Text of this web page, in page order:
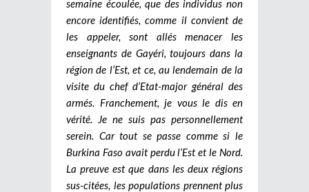
semaine écoulée, que des individus non
encore identifiés, comme il convient de
les appeler, sont allés menacer les
enseignants de Gayéri, toujours dans la
région de l’Est, et ce, au lendemain de la
visite du chef d’Etat-major général des
armés. Franchement, je vous le dis en
vérité. Je ne suis pas personnellement
serein. Car tout se passe comme si le
Burkina Faso avait perdu l’Est et le Nord.
La preuve est que dans les deux régions
sus-citées, les populations prennent plus